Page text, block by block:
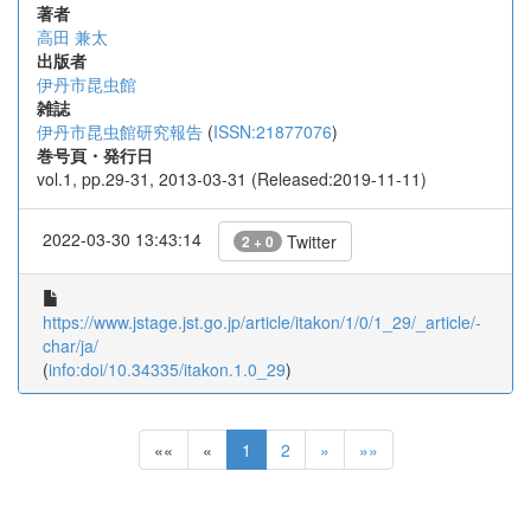
著者
高田 兼太
出版者
伊丹市昆虫館
雑誌
伊丹市昆虫館研究報告 (ISSN:21877076)
巻号頁・発行日
vol.1, pp.29-31, 2013-03-31 (Released:2019-11-11)
2022-03-30 13:43:14 2 + 0 Twitter
https://www.jstage.jst.go.jp/article/itakon/1/0/1_29/_article/-
char/ja/
(info:doi/10.34335/itakon.1.0_29)
«« « 1 2 » »»